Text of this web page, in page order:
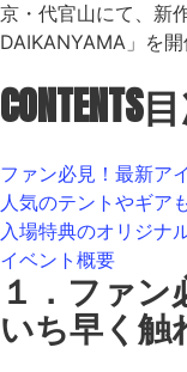
京・代官山にて、新
DAIKANYAMA」を開
CONTENTS
ファン必見！最新ア
人気のテントやギア
入場特典のオリジナ
イベント概要
１．ファン
いち早く触